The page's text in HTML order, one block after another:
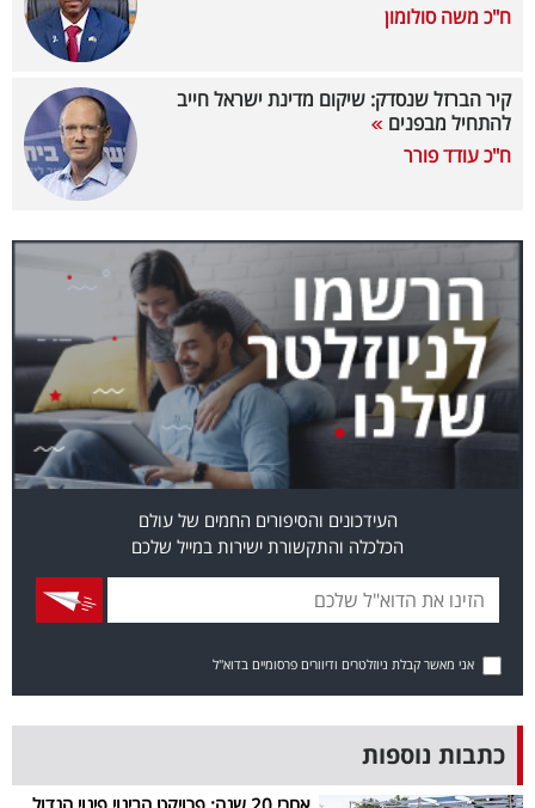
ניוזלטרים
מייל
אדום
אחרינו:
ח"כ משה סולומון
קיר הברזל שנסדק: שיקום מדינת ישראל חייב
להתחיל מבפנים
ח"כ עודד פורר
העידכונים והסיפורים החמים של עולם
הכלכלה והתקשורת ישירות במייל שלכם
אני מאשר קבלת ניוזלטרים ודיוורים פרסומיים בדוא"ל
כתבות נוספות